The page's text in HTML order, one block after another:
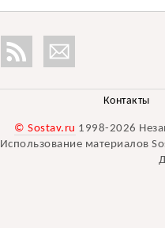
Контакты
© Sostav.ru 1998-2026
Использование материалов